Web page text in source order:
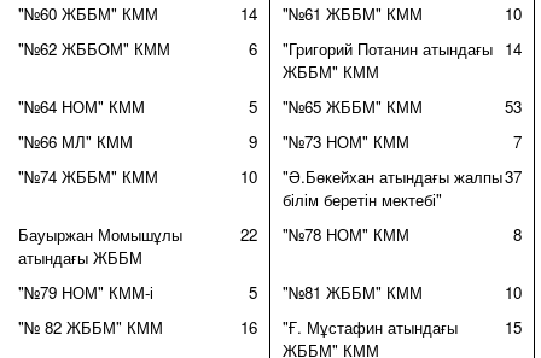
"№60 ЖББМ" КММ 14 "№61 ЖББМ" КММ
10
"№62 ЖББОМ" КММ
6
"Григорий Потанин атындағы
ЖББМ" КММ
14
"№64 НОМ" КММ 5 "№65 ЖББМ" КММ
53
"№66 МЛ" КММ
9 "№73 НОМ" КММ
7
"№74 ЖББМ" КММ
10
"Ә.Бөкейхан атындағы жалпы
білім беретін мектебі"
37
Бауыржан Момышұлы
атындағы ЖББМ
22 "№78 НОМ" КММ 8
"№79 НОМ" КММ-і 5 "№81 ЖББМ" КММ
10
"№ 82 ЖББМ" КММ
16
"Ғ. Мұстафин атындағы
ЖББМ" КММ
15